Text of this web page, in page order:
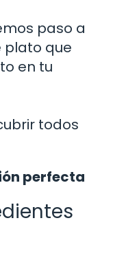
paso a
plato que
en tu
todos
perfecta